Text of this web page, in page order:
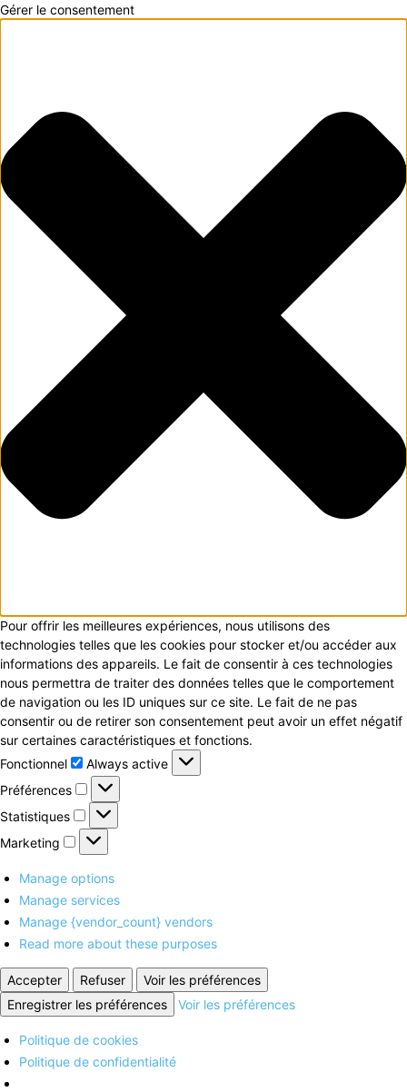
Gérer le consentement
Pour offrir les meilleures expériences, nous utilisons des
technologies telles que les cookies pour stocker et/ou accéder aux
informations des appareils. Le fait de consentir à ces technologies
nous permettra de traiter des données telles que le comportement
de navigation ou les ID uniques sur ce site. Le fait de ne pas
consentir ou de retirer son consentement peut avoir un effet négatif
sur certaines caractéristiques et fonctions.
Fonctionnel
Fonctionnel
Always active
Préférences
Préférences
Statistiques
Statistiques
Marketing
Marketing
Manage options
Manage services
Manage {vendor_count} vendors
Read more about these purposes
Accepter Refuser
Voir les préférences
Enregistrer les préférences
Voir les préférences
Politique de cookies
Politique de confidentialité